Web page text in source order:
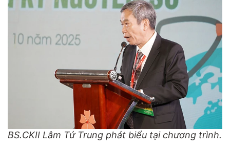
BS.CKII Lâm Tứ Trung phát biểu tại chương trình.